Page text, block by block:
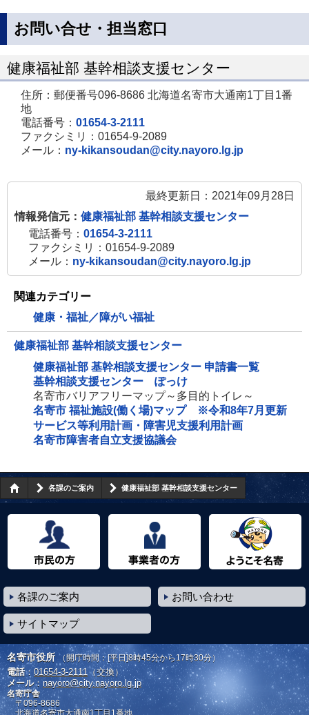
お問い合せ・担当窓口
健康福祉部 基幹相談支援センター
住所：郵便番号096-8686 北海道名寄市大通南1丁目1番
地
電話番号： 01654-3-2111
ファクシミリ：01654-9-2089
メール： ny-kikansoudan@city.nayoro.lg.jp
最終更新日：2021年09月28日
情報発信元： 健康福祉部 基幹相談支援センター
電話番号： 01654-3-2111
ファクシミリ：01654-9-2089
メール： ny-kikansoudan@city.nayoro.lg.jp
関連カテゴリー
健康・福祉／障がい福祉
健康福祉部 基幹相談支援センター
健康福祉部 基幹相談支援センター 申請書一覧
基幹相談支援センター ぽっけ
名寄市バリアフリーマップ～多目的トイレ～
名寄市 福祉施設(働く場)マップ ※令和8年7月更新
サービス等利用計画・障害児支援利用計画
名寄市障害者自立支援協議会
各課のご案内 健康福祉部 基幹相談支援センター
各課のご案内 お問い合わせ
サイトマップ
名寄市役所 （開庁時間：[平日]8時45分から17時30分）
電話：01654-3-2111 （交換）
メール： nayoro@city.nayoro.lg.jp
名寄庁舎
〒096-8686
北海道名寄市大通南1丁目1番地